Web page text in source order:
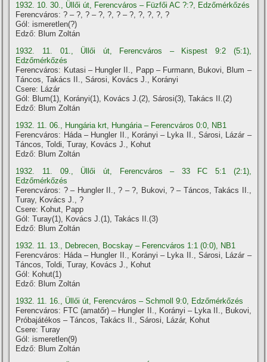
1932. 10. 30., Üllői út, Ferencváros – Füzfői AC ?:?, Edzőmérkőzés
Ferencváros: ? – ?, ? – ?, ?, ? – ?, ?, ?, ?, ?
Gól: ismeretlen(?)
Edző: Blum Zoltán
1932. 11. 01., Üllői út, Ferencváros – Kispest 9:2 (5:1),
Edzőmérkőzés
Ferencváros: Kutasi – Hungler II., Papp – Furmann, Bukovi, Blum –
Táncos, Takács II., Sárosi, Kovács J., Korányi
Csere: Lázár
Gól: Blum(1), Korányi(1), Kovács J.(2), Sárosi(3), Takács II.(2)
Edző: Blum Zoltán
1932. 11. 06., Hungária krt, Hungária – Ferencváros 0:0, NB1
Ferencváros: Háda – Hungler II., Korányi – Lyka II., Sárosi, Lázár –
Táncos, Toldi, Turay, Kovács J., Kohut
Edző: Blum Zoltán
1932. 11. 09., Üllői út, Ferencváros – 33 FC 5:1 (2:1),
Edzőmérkőzés
Ferencváros: ? – Hungler II., ? – ?, Bukovi, ? – Táncos, Takács II.,
Turay, Kovács J., ?
Csere: Kohut, Papp
Gól: Turay(1), Kovács J.(1), Takács II.(3)
Edző: Blum Zoltán
1932. 11. 13., Debrecen, Bocskay – Ferencváros 1:1 (0:0), NB1
Ferencváros: Háda – Hungler II., Korányi – Lyka II., Sárosi, Lázár –
Táncos, Toldi, Turay, Kovács J., Kohut
Gól: Kohut(1)
Edző: Blum Zoltán
1932. 11. 16., Üllői út, Ferencváros – Schmoll 9:0, Edzőmérkőzés
Ferencváros: FTC (amatőr) – Hungler II., Korányi – Lyka II., Bukovi,
Próbajátékos – Táncos, Takács II., Sárosi, Lázár, Kohut
Csere: Turay
Gól: ismeretlen(9)
Edző: Blum Zoltán